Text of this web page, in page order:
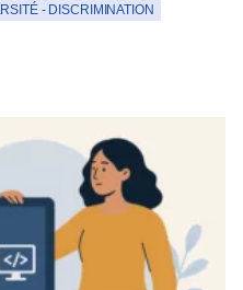
- DISCRIMINATION
fenêtre)fenêtre)
(nouvelle fenêtre)